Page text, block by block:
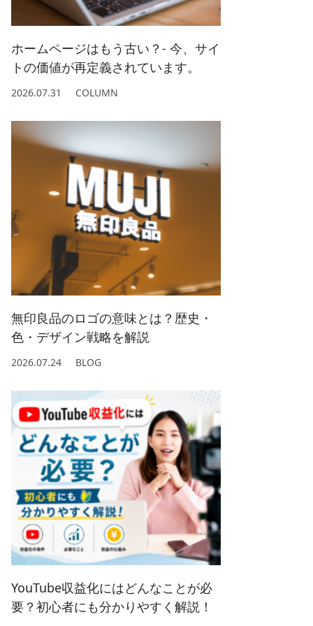
2021/ 2 (4)
ホームページはもう古い？- 今、サイ
トの価値が再定義されています。
2026.07.31 COLUMN
無印良品のロゴの意味とは？歴史・
色・デザイン戦略を解説
2026.07.24 BLOG
YouTube収益化にはどんなことが必
要？初心者にも分かりやすく解説！